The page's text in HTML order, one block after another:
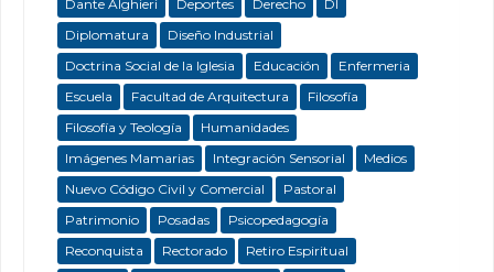
Dante Alghieri
Deportes Derecho
DI
Diplomatura
Diseño Industrial
Doctrina Social de la Iglesia
Educación
Enfermeria
Escuela
Facultad de Arquitectura
Filosofía
Filosofía y Teología
Humanidades
Imágenes Mamarias
Integración Sensorial
Medios
Nuevo Código Civil y Comercial
Pastoral
Patrimonio
Posadas
Psicopedagogía
Reconquista
Rectorado
Retiro Espiritual